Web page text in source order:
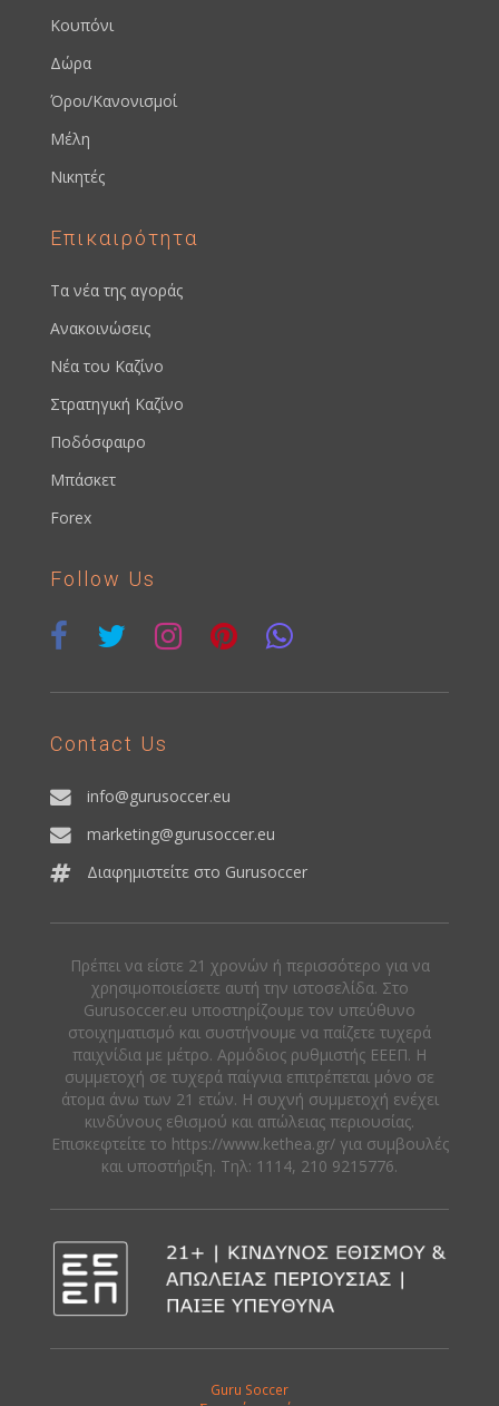
Κουπόνι
Δώρα
Όροι/Κανονισμοί
Μέλη
Νικητές
Επικαιρότητα
Τα νέα της αγοράς
Ανακοινώσεις
Νέα του Καζίνο
Στρατηγική Καζίνο
Ποδόσφαιρο
Μπάσκετ
Forex
Follow Us
Contact Us
info@gurusoccer.eu
marketing@gurusoccer.eu
Διαφημιστείτε στο Gurusoccer
Πρέπει να είστε 21 χρονών ή περισσότερο για να
χρησιμοποιείσετε αυτή την ιστοσελίδα. Στο
Gurusoccer.eu υποστηρίζουμε τον υπεύθυνο
στοιχηματισμό και συστήνουμε να παίζετε τυχερά
παιχνίδια με μέτρο. Αρμόδιος ρυθμιστής ΕΕΕΠ. Η
συμμετοχή σε τυχερά παίγνια επιτρέπεται μόνο σε
άτομα άνω των 21 ετών. Η συχνή συμμετοχή ενέχει
κινδύνους εθισμού και απώλειας περιουσίας.
Eπισκεφτείτε το https://www.kethea.gr/ για συμβουλές
και υποστήριξη. Tηλ: 1114, 210 9215776.
Guru Soccer